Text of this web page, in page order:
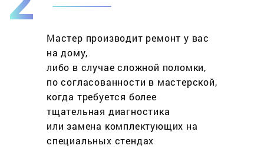
Мастер производит ремонт у вас
на дому,
либо в случае сложной поломки,
по согласованности в мастерской,
когда требуется более
тщательная диагностика
или замена комплектующих на
специальных стендах